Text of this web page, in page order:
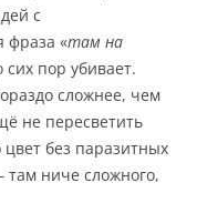
с
фраза «там на
сих пор убивает.
сложнее, чем
не пересветить
без паразитных
там ниче сложного,